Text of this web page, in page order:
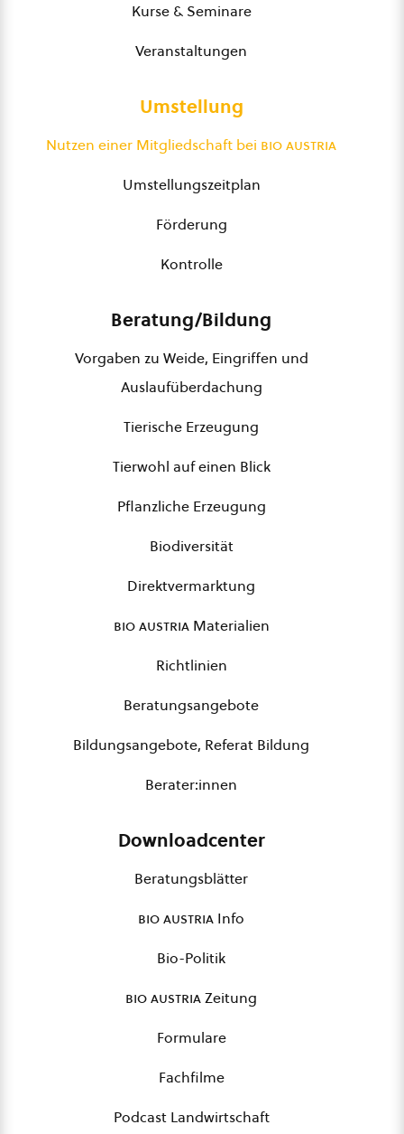
Kurse & Seminare
Veranstaltungen
Umstellung
Nutzen einer Mitgliedschaft bei bio austria
Umstellungszeitplan
Förderung
Kontrolle
Beratung/Bildung
Vorgaben zu Weide, Eingriffen und
Auslaufüberdachung
Tierische Erzeugung
Tierwohl auf einen Blick
Pflanzliche Erzeugung
Biodiversität
Direktvermarktung
bio austriaMaterialien
Richtlinien
Beratungsangebote
Bildungsangebote, Referat Bildung
Berater:innen
Downloadcenter
Beratungsblätter
bio austria Info
Bio-Politik
bio austriaZeitung
Formulare
Fachfilme
Podcast Landwirtschaft